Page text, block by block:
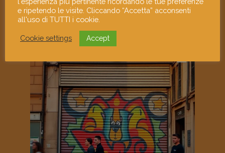
e ripetendo le visite. Cliccando “Accetta” acconsenti
all'uso di TUTTI i cookie.
Cookie settings Accept